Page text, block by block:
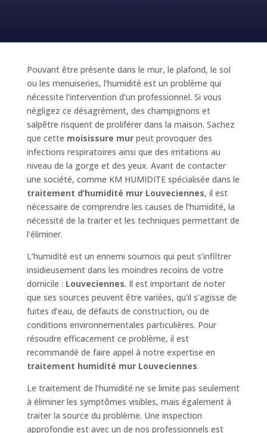
Pouvant être présente dans le mur, le plafond, le sol
ou les menuiseries, l’humidité est un problème qui
nécessite l’intervention d’un professionnel. Si vous
négligez ce désagrément, des champignons et
salpêtre risquent de proliférer dans la maison. Sachez
que cette moisissure murpeut provoquer des
infections respiratoires ainsi que des irritations au
niveau de la gorge et des yeux. Avant de contacter
une société, comme KM HUMIDITE spécialisée dans le
traitement d’humidité mur Louveciennes, il est
nécessaire de comprendre les causes de l’humidité, la
nécessité de la traiter et les techniques permettant de
l’éliminer.
L’humidité est un ennemi sournois qui peut s’infiltrer
insidieusement dans les moindres recoins de votre
domicile : Louveciennes. Il est important de noter
que ses sources peuvent être variées, qu’il s’agisse de
fuites d’eau, de défauts de construction, ou de
conditions environnementales particulières. Pour
résoudre efficacement ce problème, il est
recommandé de faire appel à notre expertise en
traitement humidité mur Louveciennes.
Le traitement de l’humidité ne se limite pas seulement
à éliminer les symptômes visibles, mais également à
traiter la source du problème. Une inspection
approfondie est avec un de nos professionnels est